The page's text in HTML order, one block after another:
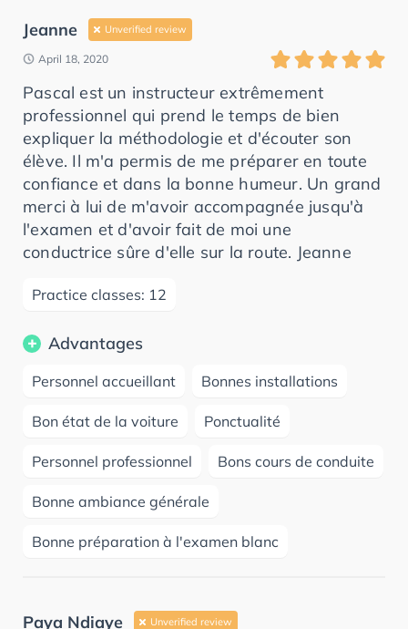
Jeanne Unverified review
April 18, 2020
Pascal est un instructeur extrêmement
professionnel qui prend le temps de bien
expliquer la méthodologie et d'écouter son
élève. Il m'a permis de me préparer en toute
confiance et dans la bonne humeur. Un grand
merci à lui de m'avoir accompagnée jusqu'à
l'examen et d'avoir fait de moi une
conductrice sûre d'elle sur la route. Jeanne
Practice classes: 12
Advantages
Personnel accueillant Bonnes installations
Bon état de la voiture Ponctualité
Personnel professionnel Bons cours de conduite
Bonne ambiance générale
Bonne préparation à l'examen blanc
Paya Ndiaye Unverified review